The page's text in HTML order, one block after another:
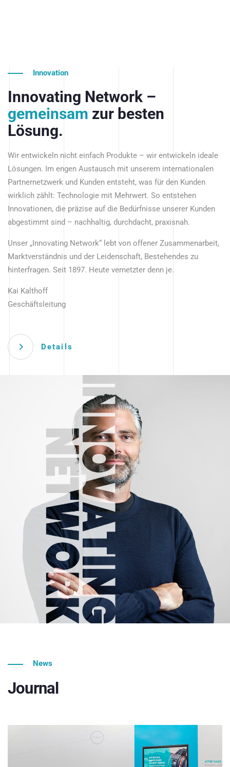
Innovation
Innovating Network –
gemeinsam zur besten
Lösung.
Wir entwickeln nicht einfach Produkte – wir entwickeln ideale
Lösungen. Im engen Austausch mit unserem internationalen
Partnernetzwerk und Kunden entsteht, was für den Kunden
wirklich zählt: Technologie mit Mehrwert. So entstehen
Innovationen, die präzise auf die Bedürfnisse unserer Kunden
abgestimmt sind – nachhaltig, durchdacht, praxisnah.
Unser „Innovating Network“ lebt von offener Zusammenarbeit,
Marktverständnis und der Leidenschaft, Bestehendes zu
hinterfragen. Seit 1897. Heute vernetzter denn je.
Kai Kalthoff
Geschäftsleitung
Details
News
Journal